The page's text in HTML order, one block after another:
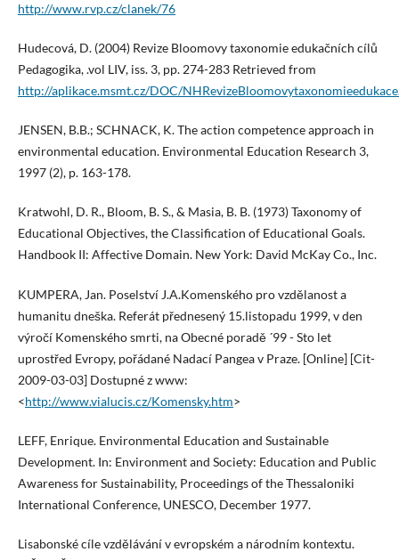
http://www.rvp.cz/clanek/76
Hudecová, D. (2004) Revize Bloomovy taxonomie edukačních cílů
Pedagogika, .vol LIV, iss. 3, pp. 274-283 Retrieved from
http://aplikace.msmt.cz/DOC/
JENSEN, B.B.; SCHNACK, K. The action competence approach in
environmental education. Environmental Education Research 3,
1997 (2), p. 163-178.
Kratwohl, D. R., Bloom, B. S., & Masia, B. B. (1973) Taxonomy of
Educational Objectives, the Classification of Educational Goals.
Handbook II: Affective Domain. New York: David McKay Co., Inc.
KUMPERA, Jan. Poselství J.A.Komenského pro vzdělanost a
humanitu dneška. Referát přednesený 15.listopadu 1999, v den
výročí Komenského smrti, na Obecné poradě ´99 - Sto let
uprostřed Evropy, pořádané Nadací Pangea v Praze. [Online] [Cit-
2009-03-03] Dostupné z www:
<http://www.vialucis.cz/Komensky.htm>
LEFF, Enrique. Environmental Education and Sustainable
Development. In: Environment and Society: Education and Public
Awareness for Sustainability, Proceedings of the Thessaloniki
International Conference, UNESCO, December 1977.
Lisabonské cíle vzdělávání v evropském a národním kontextu.